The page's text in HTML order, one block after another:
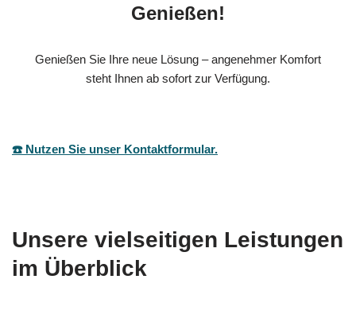
Genießen!
Genießen Sie Ihre neue Lösung – angenehmer Komfort
steht Ihnen ab sofort zur Verfügung.
☎️ Nutzen Sie unser Kontaktformular.
Unsere vielseitigen Leistungen
im Überblick